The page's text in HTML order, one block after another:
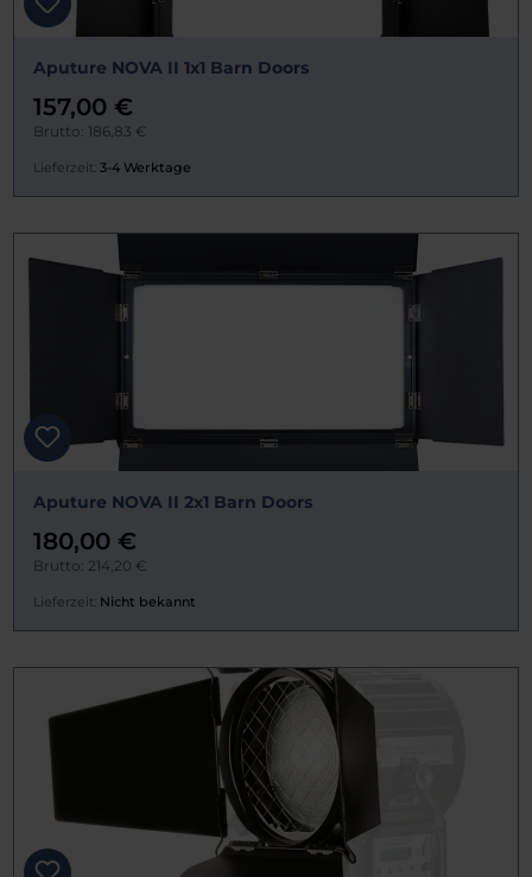
Aputure NOVA II 1x1 Barn Doors
157,00 €
Brutto: 186,83 €
Lieferzeit: 3-4 Werktage
Aputure NOVA II 2x1 Barn Doors
180,00 €
Brutto: 214,20 €
Lieferzeit: Nicht bekannt